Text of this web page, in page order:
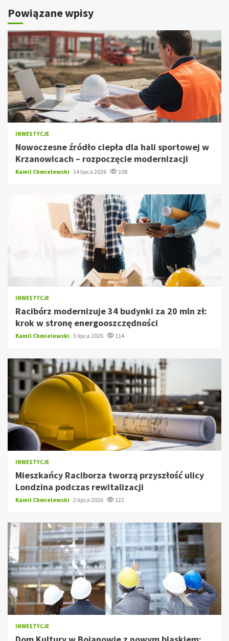
Powiązane wpisy
INWESTYCJE
Nowoczesne źródło ciepła dla hali sportowej w
Krzanowicach – rozpoczęcie modernizacji
Kamil Chmielewski 14 lipca 2026 108
INWESTYCJE
Racibórz modernizuje 34 budynki za 20 mln zł:
krok w stronę energooszczędności
Kamil Chmielewski 3 lipca 2026 114
INWESTYCJE
Mieszkańcy Raciborza tworzą przyszłość ulicy
Londzina podczas rewitalizacji
Kamil Chmielewski 2 lipca 2026 122
INWESTYCJE